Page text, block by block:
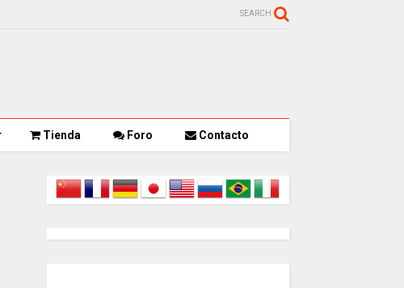
SEARCH
Tienda Foro Contacto